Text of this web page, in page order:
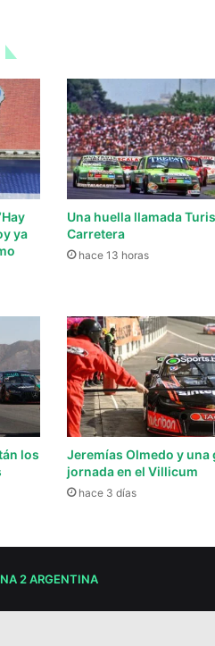
ya
Una huella llamada
Carretera
hace 13 horas
los
Jeremías Olmedo y una
jornada en el Villicum
hace 3 días
2 ARGENTINA